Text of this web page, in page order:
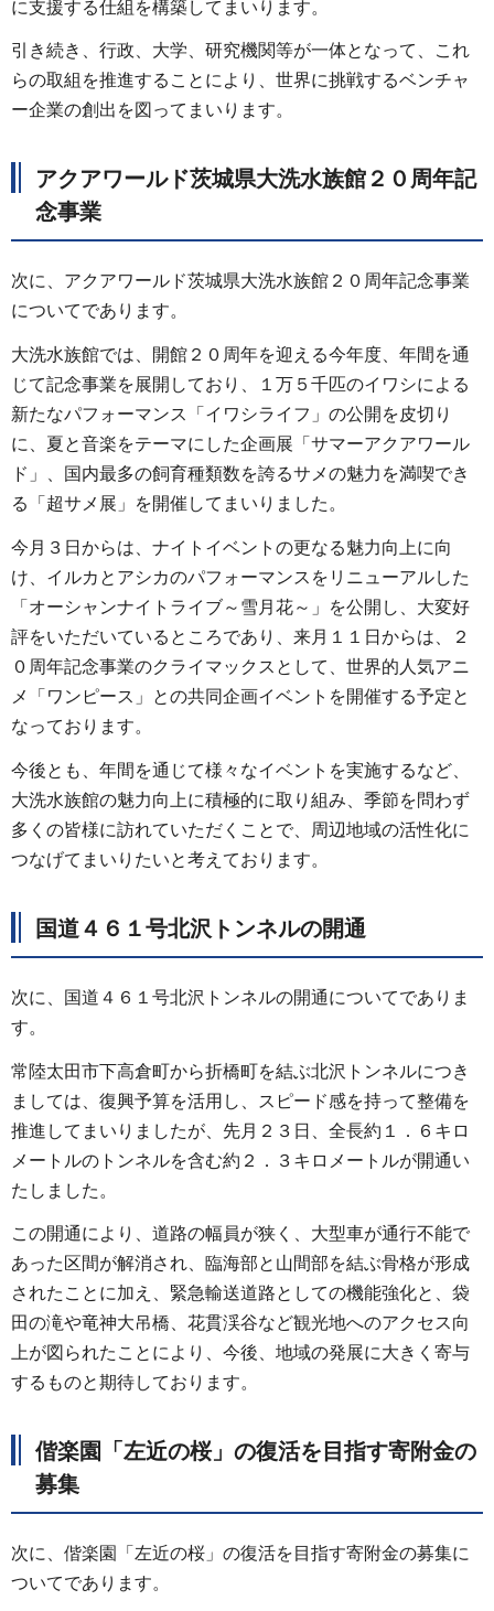
に支援する仕組を構築してまいります。
引き続き、行政、大学、研究機関等が一体となって、これ
らの取組を推進することにより、世界に挑戦するベンチャ
ー企業の創出を図ってまいります。
アクアワールド茨城県大洗水族館２０周年記
念事業
次に、アクアワールド茨城県大洗水族館２０周年記念事業
についてであります。
大洗水族館では、開館２０周年を迎える今年度、年間を通
じて記念事業を展開しており、１万５千匹のイワシによる
新たなパフォーマンス「イワシライフ」の公開を皮切り
に、夏と音楽をテーマにした企画展「サマーアクアワール
ド」、国内最多の飼育種類数を誇るサメの魅力を満喫でき
る「超サメ展」を開催してまいりました。
今月３日からは、ナイトイベントの更なる魅力向上に向
け、イルカとアシカのパフォーマンスをリニューアルした
「オーシャンナイトライブ～雪月花～」を公開し、大変好
評をいただいているところであり、来月１１日からは、２
０周年記念事業のクライマックスとして、世界的人気アニ
メ「ワンピース」との共同企画イベントを開催する予定と
なっております。
今後とも、年間を通じて様々なイベントを実施するなど、
大洗水族館の魅力向上に積極的に取り組み、季節を問わず
多くの皆様に訪れていただくことで、周辺地域の活性化に
つなげてまいりたいと考えております。
国道４６１号北沢トンネルの開通
次に、国道４６１号北沢トンネルの開通についてでありま
す。
常陸太田市下高倉町から折橋町を結ぶ北沢トンネルにつき
ましては、復興予算を活用し、スピード感を持って整備を
推進してまいりましたが、先月２３日、全長約１．６キロ
メートルのトンネルを含む約２．３キロメートルが開通い
たしました。
この開通により、道路の幅員が狭く、大型車が通行不能で
あった区間が解消され、臨海部と山間部を結ぶ骨格が形成
されたことに加え、緊急輸送道路としての機能強化と、袋
田の滝や竜神大吊橋、花貫渓谷など観光地へのアクセス向
上が図られたことにより、今後、地域の発展に大きく寄与
するものと期待しております。
偕楽園「左近の桜」の復活を目指す寄附金の
募集
次に、偕楽園「左近の桜」の復活を目指す寄附金の募集に
ついてであります。